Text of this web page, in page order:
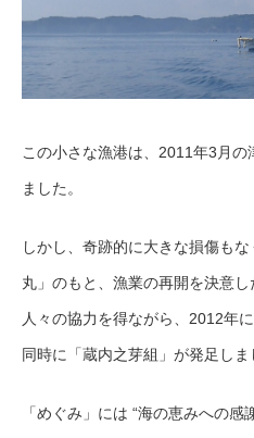
この小さな漁港は、2011年3月
ました。
しかし、奇跡的に大きな損傷も
丸」のもと、漁業の再開を決意
人々の協力を得ながら、2012年
同時に「蔵内之芽組」が発足しま
「めぐみ」には “海の恵みへの感